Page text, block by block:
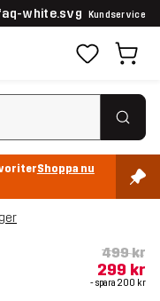
Kundservice
Shoppa nu
499 kr
299 kr
- spara 200 kr